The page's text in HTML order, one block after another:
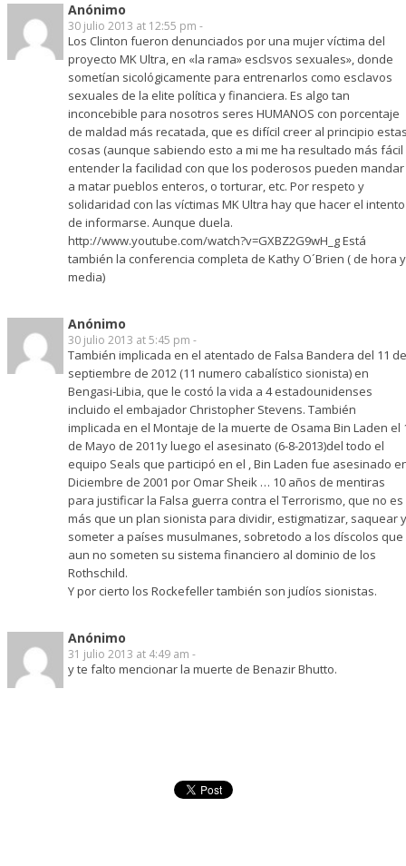
Anónimo
30 julio 2013 at 12:55 pm -
Los Clinton fueron denunciados por una mujer víctima del
proyecto MK Ultra, en «la rama» esclsvos sexuales», donde
sometían sicológicamente para entrenarlos como esclavos
sexuales de la elite política y financiera. Es algo tan
inconcebible para nosotros seres HUMANOS con porcentaje
de maldad más recatada, que es difícil creer al principio
cosas (aunque sabiendo esto a mi me ha resultado más fácil
entender la facilidad con que los poderosos pueden mandar
a matar pueblos enteros, o torturar, etc. Por respeto y
solidaridad con las víctimas MK Ultra hay que hacer el intento
de informarse. Aunque duela.
http://www.youtube.com/watch?v=GXBZ2G9wH_gEstá
también la conferencia completa de Kathy O´Brien ( de hora y
media)
Anónimo
30 julio 2013 at 5:45 pm -
También implicada en el atentado de Falsa Bandera del 11 de
septiembre de 2012 (11 numero cabalístico sionista) en
Bengasi-Libia, que le costó la vida a 4 estadounidenses
incluido el embajador Christopher Stevens. También
implicada en el Montaje de la muerte de Osama Bin Laden el
de Mayo de 2011y luego el asesinato (6-8-2013)del todo el
equipo Seals que participó en el , Bin Laden fue asesinado
Diciembre de 2001 por Omar Sheik … 10 años de mentiras
para justificar la Falsa guerra contra el Terrorismo, que no es
más que un plan sionista para dividir, estigmatizar, saquear y
someter a países musulmanes, sobretodo a los díscolos que
aun no someten su sistema financiero al dominio de los
Rothschild.
Y por cierto los Rockefeller también son judíos sionistas.
Anónimo
31 julio 2013 at 4:49 am -
y te falto mencionar la muerte de Benazir Bhutto.